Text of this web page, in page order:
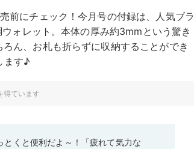
前にチェック！今月号の付録は、人気ブラ
ォレット。本体の厚み約3mmという驚き
ん、お札も折らずに収納することができ
ます♪
得ています
とくと便利だよ～！「疲れて気力な